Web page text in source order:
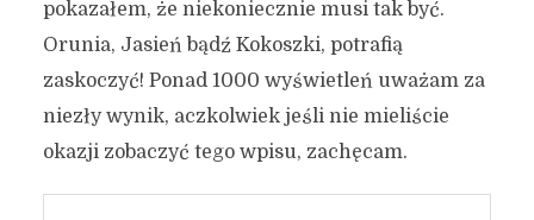
pokazałem, że niekoniecznie musi tak być.
Orunia, Jasień bądź Kokoszki, potrafią
zaskoczyć! Ponad 1000 wyświetleń uważam za
niezły wynik, aczkolwiek jeśli nie mieliście
okazji zobaczyć tego wpisu, zachęcam.